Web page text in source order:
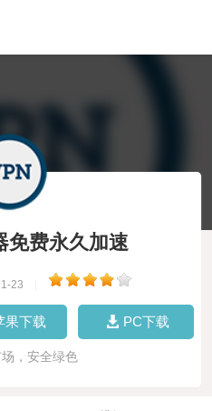
免费永久加速
23
果下载 PC下载
，安全绿色